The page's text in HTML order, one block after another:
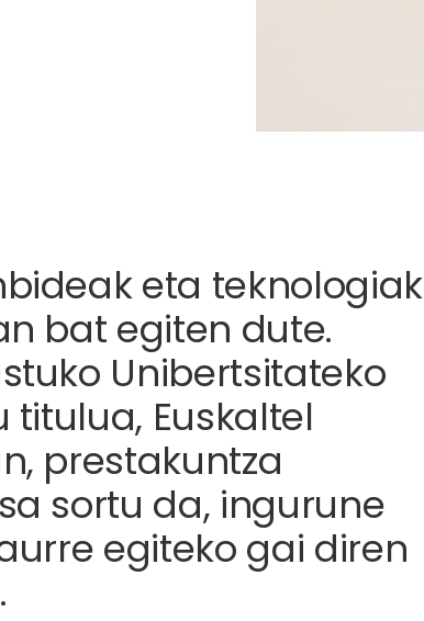
eta teknologiak
bat egiten dute.
Unibertsitateko
titulua, Euskaltel
prestakuntza
sortu da, ingurune
egiteko gai diren